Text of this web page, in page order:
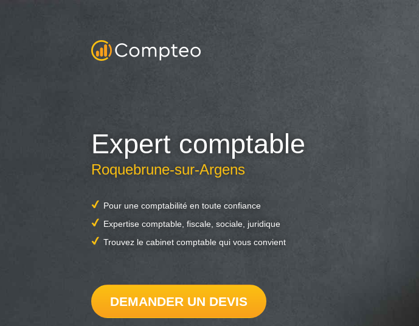
Expert comptable
Roquebrune-sur-Argens
Pour une comptabilité en toute confiance
Expertise comptable, fiscale, sociale, juridique
Trouvez le cabinet comptable qui vous convient
DEMANDER UN DEVIS